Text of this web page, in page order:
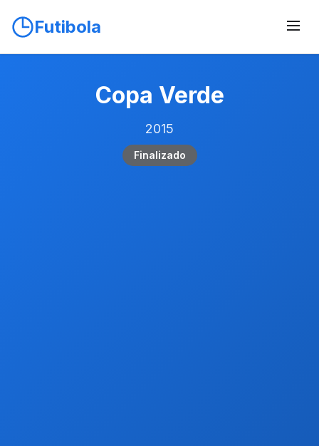
Futibola
Copa Verde
2015
Finalizado